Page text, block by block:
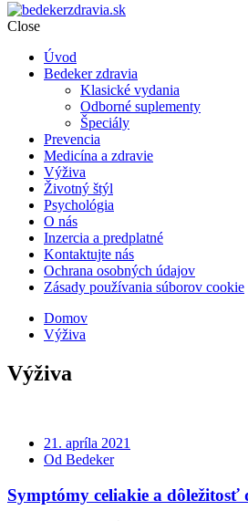
Close
Úvod
Bedeker zdravia
Klasické vydania
Odborné suplementy
Špeciály
Prevencia
Medicína a zdravie
Výživa
Životný štýl
Psychológia
O nás
Inzercia a predplatné
Kontaktujte nás
Ochrana osobných údajov
Zásady používania súborov cookie
Domov
Výživa
Výživa
21. apríla 2021
Od Bedeker
Symptómy celiakie a